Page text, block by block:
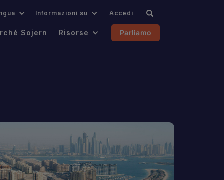
Informazioni su Accedi
Sojern Risorse Parliamo